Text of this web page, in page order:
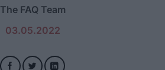
The FAQ Team
03.05.2022